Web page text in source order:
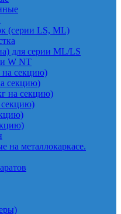
(серии LS, ML)
для серии ML/LS
W NT
на секцию)
секцию)
на секцию)
секцию)
на металлокаркасе.